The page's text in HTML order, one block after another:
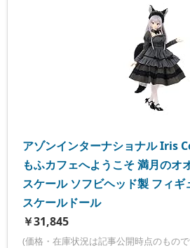
アゾンインターナショナル Iris
もふカフェへようこそ 満月のオ
スケール ソフビヘッド製 フィギ
スケールドール
￥31,845
(価格・在庫状況は記事公開時点のもの